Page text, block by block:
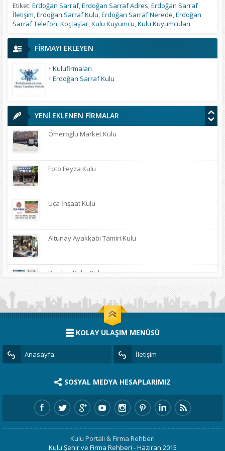
Etiket: Erdoğan Sarraf,Erdoğan Sarraf Adres,Erdoğan Sarraf
İletişim,Erdoğan Sarraf Kulu,Erdoğan Sarraf Nerede,Erdoğan
Sarraf Telefon,Koçtaşlar,Kulu Kuyumcu,Kulu Kuyumcuları
FİRMAYI EKLEYEN
Kulufirmalari
Erdoğan Sarraf Kulu
YENİ EKLENEN FİRMALAR
Ömeroğlu Market Kulu
Foto Feyza Kulu
Üça İnşaat Kulu
Altunay Ayakkabı Tamiri Kulu
Perdeci Bekir Kulu
Erdoğan Sarraf Kulu
Baharat Dünyası Kulu
Pizzanini Mac Burger Kulu
Kulu Yenibahar Etli Ekmek Salonu
KOLAY ULAŞIM MENÜSÜ
Anasayfa İletişim
SOSYAL MEDYA HESAPLARIMIZ
Kulu Portalı & Firma Rehberi
Kulu Şehir ve Firma Rehberi - Haziran 2015